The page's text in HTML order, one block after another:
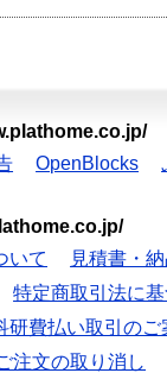
OpenBlocks
いて
見積書・
特定商取引法に
研費払い取引のご
注文の取り消し